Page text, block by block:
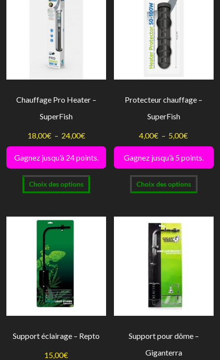
Chauffage Pro Heater –
SuperFish
18,00€ – 24,00€Plage
de
prix :
18,00€
à
Gagnez jusqu’à 24 points.
Choix des options
Ce
plusieurs
page
Protecteur chauffage –
SuperFish
4,00€ – 5,00€
de
prix :
4,00€
à
Gagnez jusqu’à 5 points.
Choix des options
Ce
page
Support éclairage – Repto
15,00€
Support pour dôme –
Giganterra